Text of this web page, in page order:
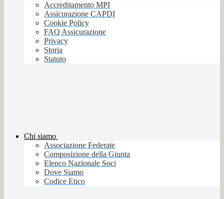
Accreditamento MPI
Assicurazione CAPDI
Cookie Policy
FAQ Assicurazione
Privacy
Storia
Statuto
Chi siamo
Associazione Federate
Composizione della Giunta
Elenco Nazionale Soci
Dove Siamo
Codice Etico